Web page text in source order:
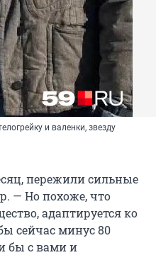
и валенки, звезду
пережили сильные
— Но похоже, что
адаптируется ко
сейчас минус 80
бы с вами и